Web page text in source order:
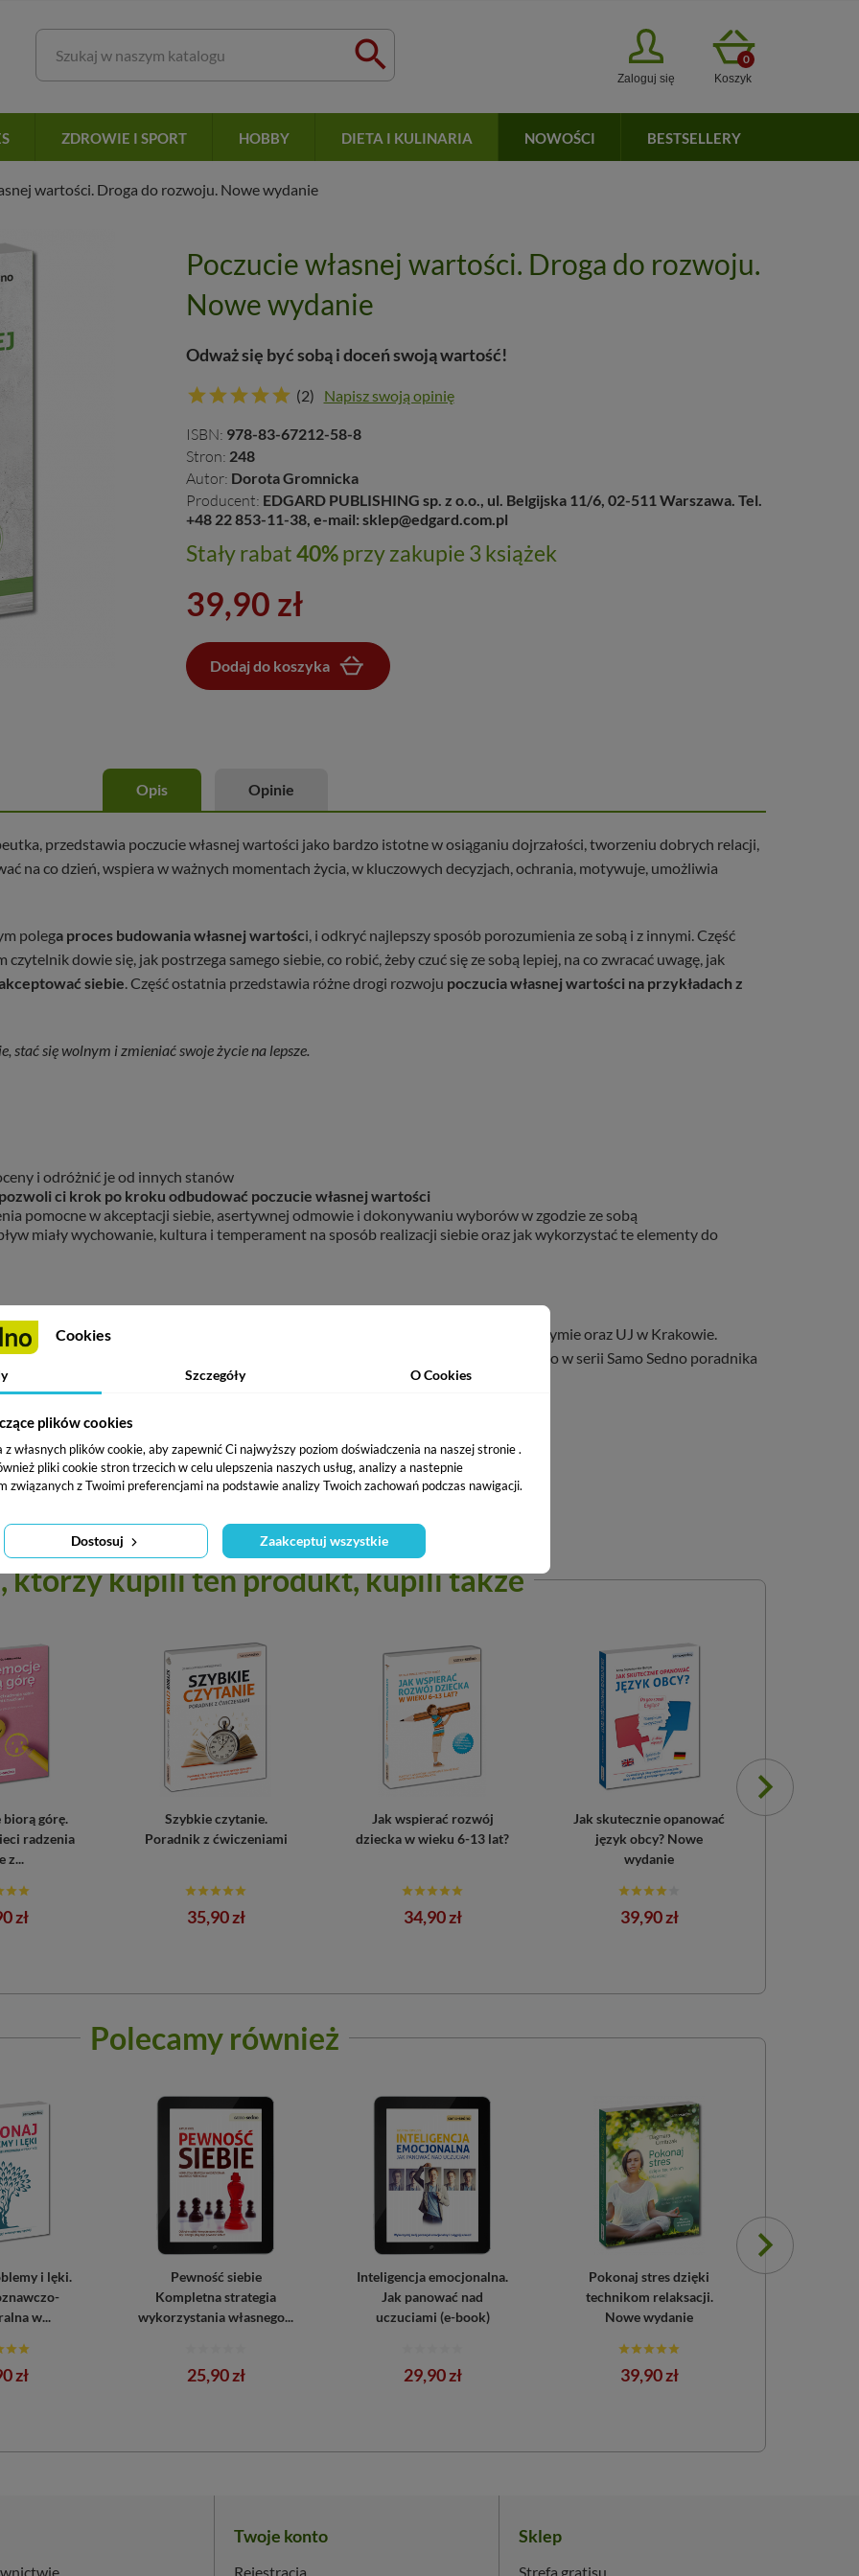

Zaloguj się
0
Koszyk
ZDROWIE I SPORT HOBBY DIETA I KULINARIA NOWOŚCI BESTSELLERY
wartości. Droga do rozwoju. Nowe wydanie
Poczucie własnej wartości. Droga do rozwoju.
Nowe wydanie
Odważ się być sobą i doceń swoją wartość!
(2) Napisz swoją opinię
ISBN: 978-83-67212-58-8
Stron: 248
Autor: Dorota Gromnicka
Producent: EDGARD PUBLISHING sp. z o.o., ul. Belgijska 11/6, 02-511 Warszawa. Tel.
+48 22 853-11-38, e-mail: sklep@edgard.com.pl
Stały rabat40%przy zakupie 3 książek
39,90 zł
Dodaj do koszyka
Opis Opinie
przedstawia poczucie własnej wartości jako bardzo istotne w osiąganiu dojrzałości, tworzeniu dobrych relacji,
na co dzień, wspiera w ważnych momentach życia, w kluczowych decyzjach, ochrania, motywuje, umożliwia
polega proces budowania własnej wartości, i odkryć najlepszy sposób porozumienia ze sobą i z innymi. Część
dowie się, jak postrzega samego siebie, co robić, żeby czuć się ze sobą lepiej, na co zwracać uwagę, jak
siebie. Część ostatnia przedstawia różne drogi rozwoju poczucia własnej wartości na przykładach z
stać się wolnym i zmieniać swoje życie na lepsze.
i odróżnić je od innych stanów
pozwoli ci krok po kroku odbudować poczucie własnej wartości
pomocne w akceptacji siebie, asertywnej odmowie i dokonywaniu wyborów w zgodzie ze sobą
miały wychowanie, kultura i temperament na sposób realizacji siebie oraz jak wykorzystać te elementy do
Studiowała na UKSW w Warszawie, Uniwersytecie La Sapienza w Rzymie oraz UJ w Krakowie.
Prowadzi psychoterapię indywidualną oraz grupową. Jest autorką wydanego w serii Samo Sedno poradnika
w praktyce. Jak się zachować w typowych sytuacjach?
poczucie własnej wartości".
którzy kupili tenprodukt, kupili także
biorą górę.
radzenia
z...
zł
Szybkie czytanie.
Poradnik z ćwiczeniami
35,90 zł
Jak wspierać rozwój
dziecka w wieku 6-13 lat?
Cena
34,90 zł
Jak skutecznie opanować
język obcy? Nowe
wydanie
Cena
39,90 zł
Polecamy również
i lęki.
w...
zł
Pewność siebie
Kompletna strategia
wykorzystania własnego...
Cena
25,90 zł
Inteligencja emocjonalna.
Jak panować nad
uczuciami (e-book)
Cena
29,90 zł
Pokonaj stres dzięki
technikom relaksacji.
Nowe wydanie
Cena
39,90 zł
Cookies
Szczegóły O Cookies
plików cookies
własnych plików cookie, aby zapewnić Ci najwyższy poziom doświadczenia na naszej stronie .
pliki cookie stron trzecich w celu ulepszenia naszych usług, analizy a nastepnie
związanych z Twoimi preferencjami na podstawie analizy Twoich zachowań podczas nawigacji.
Dostosuj Zaakceptuj wszystkie
Twoje konto
Rejestracja
Sklep
Strefa gratisu